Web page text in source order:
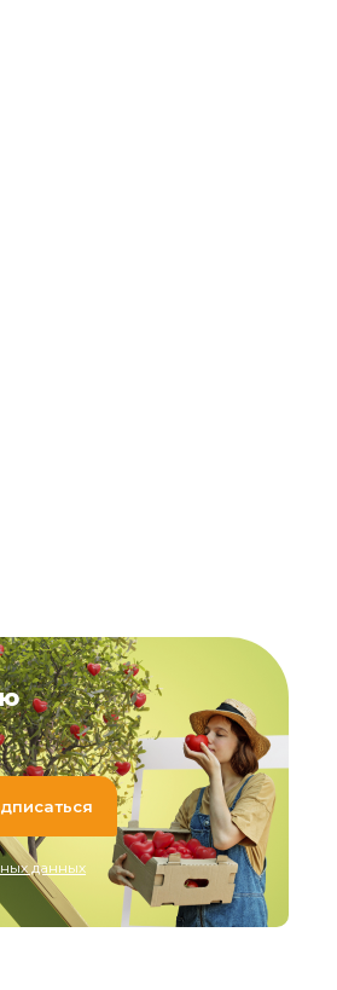
данных